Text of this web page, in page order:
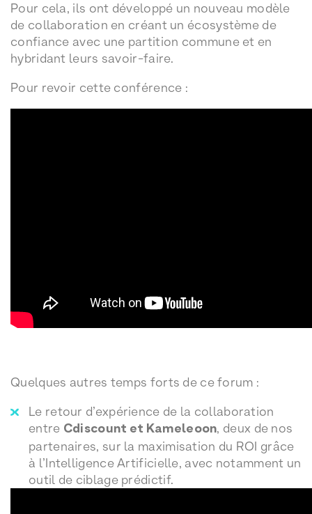
Pour cela, ils ont développé un nouveau modèle
de collaboration en créant un écosystème de
confiance avec une partition commune et en
hybridant leurs savoir-faire.
Pour revoir cette conférence :
Quelques autres temps forts de ce forum :
Le retour d’expérience de la collaboration
entre Cdiscount et Kameleoon, deux de nos
partenaires, sur la maximisation du ROI grâce
à l’Intelligence Artificielle, avec notamment un
outil de ciblage prédictif.